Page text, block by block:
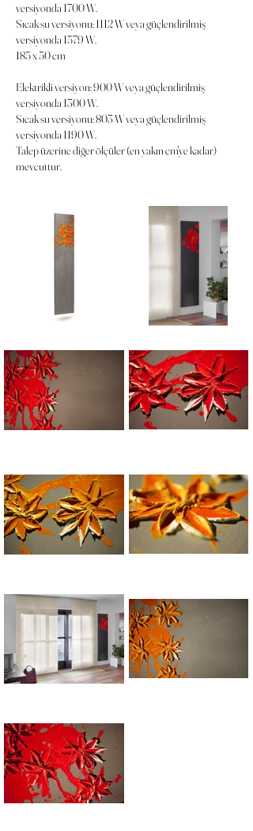
versiyonda 1700 W.
Sıcak su versiyonu: 1112 W veya güçlendirilmiş
versiyonda 1579 W.
185 x 50 cm
Elektrikli versiyon: 900 W veya güçlendirilmiş
versiyonda 1300 W.
Sıcak su versiyonu: 803 W veya güçlendirilmiş
versiyonda 1190 W.
Talep üzerine diğer ölçüler (en yakın cm'ye kadar)
mevcuttur.